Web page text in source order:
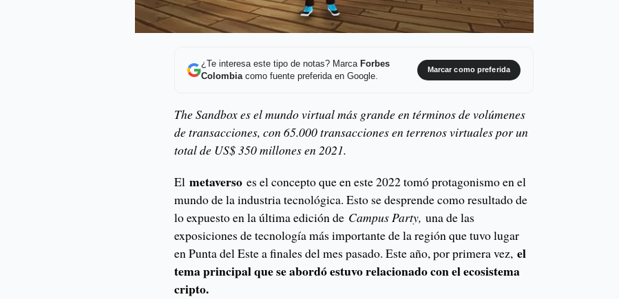
¿Te interesa este tipo de notas? Marca Forbes
Colombiacomo fuente preferida en Google.
Marcar como preferida
The Sandbox es el mundo virtual más grande en términos de volúmenes
de transacciones, con 65.000 transacciones en terrenos virtuales por un
total de US$ 350 millones en 2021.
Elmetaverso es el concepto que en este 2022 tomó protagonismo en el
mundo de la industria tecnológica. Esto se desprende como resultado de
lo expuesto en la última edición de Campus Party,una de las
exposiciones de tecnología más importante de la región que tuvo lugar
en Punta del Este a finales del mes pasado. Este año, por primera vez,el
tema principal que se abordó estuvo relacionado con el ecosistema
cripto.